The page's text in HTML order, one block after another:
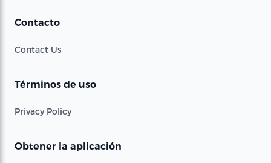
Contacto
Contact Us
Términos de uso
Privacy Policy
Obtener la aplicación